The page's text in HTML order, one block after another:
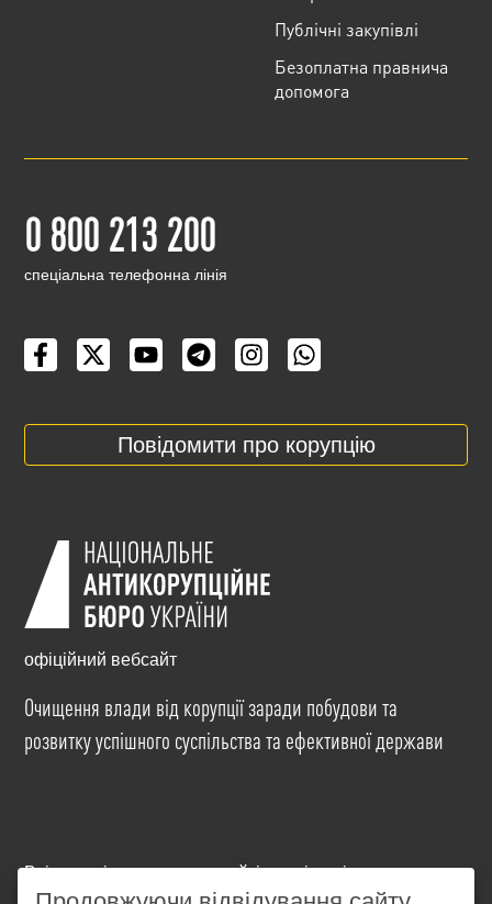
Публічні закупівлі
Безоплатна правнича
допомога
0 800 213 200
cпеціальна телефонна лінія
Повідомити про корупцію
офіційний вебсайт
Очищення влади від корупції заради побудови та
розвитку успішного суспільства та ефективної держави
Всі матеріали на цьому сайті розміщені на умовах
ліцензіїCreative Commons Attribution-NonCommercial-